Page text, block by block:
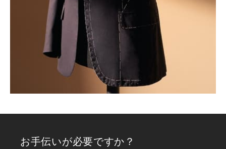
お手伝いが必要ですか？